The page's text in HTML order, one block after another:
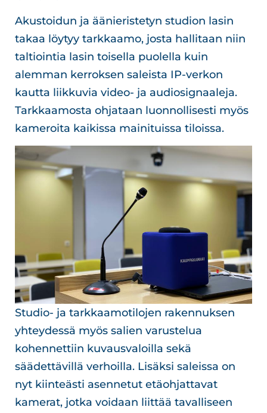
Akustoidun ja äänieristetyn studion lasin
takaa löytyy tarkkaamo, josta hallitaan niin
taltiointia lasin toisella puolella kuin
alemman kerroksen saleista IP-verkon
kautta liikkuvia video- ja audiosignaaleja.
Tarkkaamosta ohjataan luonnollisesti myös
kameroita kaikissa mainituissa tiloissa.
Studio- ja tarkkaamotilojen rakennuksen
yhteydessä myös salien varustelua
kohennettiin kuvausvaloilla sekä
säädettävillä verhoilla. Lisäksi saleissa on
nyt kiinteästi asennetut etäohjattavat
kamerat, jotka voidaan liittää tavalliseen